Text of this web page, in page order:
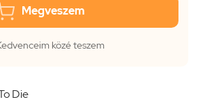
Megveszem
közé teszem
Die